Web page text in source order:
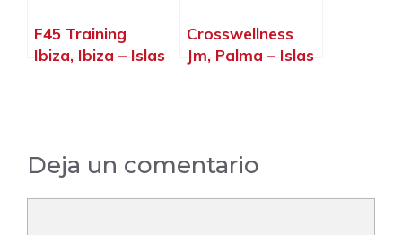
F45 Training
Ibiza, Ibiza – Islas
Crosswellness
Jm, Palma – Islas
Deja un comentario